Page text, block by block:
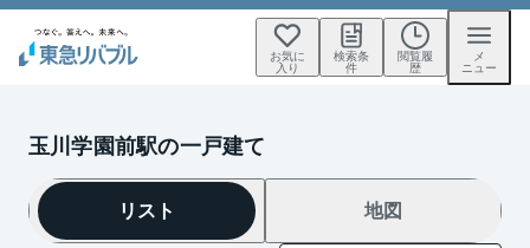
お気に
入り
検索条
件
閲覧履
歴
メ
ニュー
玉川学園前駅の一戸建て
リスト 地図